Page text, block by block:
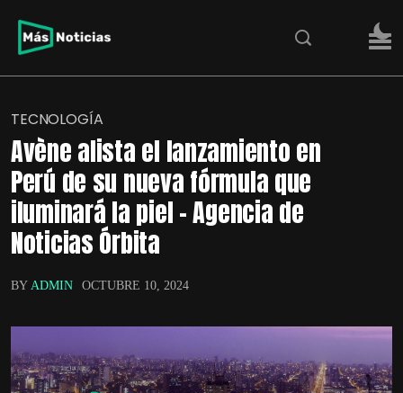
TECNOLOGÍA
Avène alista el lanzamiento en
Perú de su nueva fórmula que
iluminará la piel – Agencia de
Noticias Órbita
BY ADMIN OCTUBRE 10, 2024